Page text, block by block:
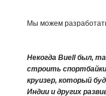
Мы можем
Некогда Buell был,
строить
круизер, который
Индии и других